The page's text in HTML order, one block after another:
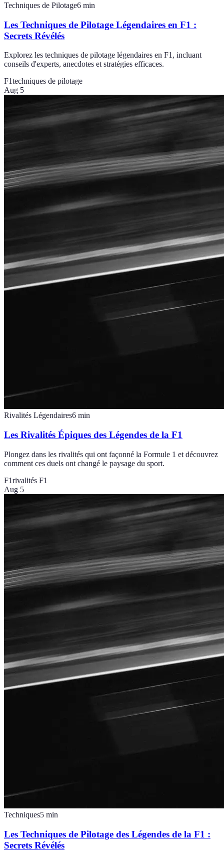
Techniques de Pilotage6 min
Les Techniques de Pilotage Légendaires en F1 :
Secrets Révélés
Explorez les techniques de pilotage légendaires en F1, incluant
conseils d'experts, anecdotes et stratégies efficaces.
F1techniques de pilotage
Aug 5
Rivalités Légendaires6 min
Les Rivalités Épiques des Légendes de la F1
Plongez dans les rivalités qui ont façonné la Formule 1 et découvrez
comment ces duels ont changé le paysage du sport.
F1rivalités F1
Aug 5
Techniques5 min
Les Techniques de Pilotage des Légendes de la F1 :
Secrets Révélés